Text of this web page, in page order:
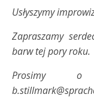
Usłyszymy
Zapraszamy
barw tej pory roku.
Prosimy o